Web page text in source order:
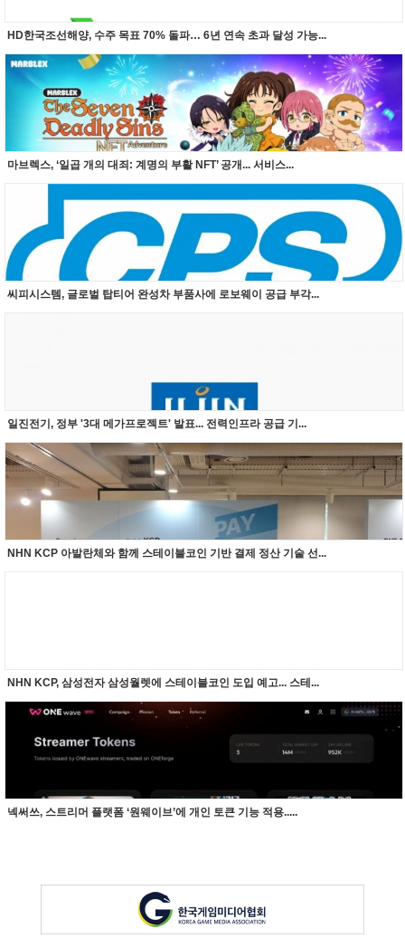
HD한국조선해양, 수주 목표 70% 돌파… 6년 연속 초과 달성 가능...
마브렉스, ‘일곱 개의 대죄: 계명의 부활 NFT’ 공개... 서비스...
씨피시스템, 글로벌 탑티어 완성차 부품사에 로보웨이 공급 부각...
일진전기, 정부 '3대 메가프로젝트' 발표... 전력인프라 공급 기...
NHN KCP 아발란체와 함께 스테이블코인 기반 결제 정산 기술 선...
NHN KCP, 삼성전자 삼성월렛에 스테이블코인 도입 예고... 스테...
넥써쓰, 스트리머 플랫폼 ‘원웨이브’에 개인 토큰 기능 적용.....